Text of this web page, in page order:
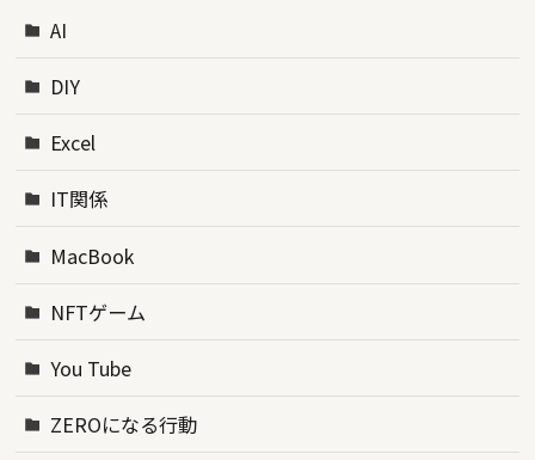
AI
DIY
Excel
IT関係
MacBook
NFTゲーム
You Tube
ZEROになる行動